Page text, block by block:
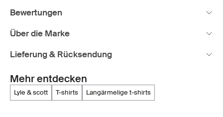
Bewertungen
Über die Marke
Lieferung & Rücksendung
Mehr entdecken
lyle & scott t-shirts langärmelige t-shirts